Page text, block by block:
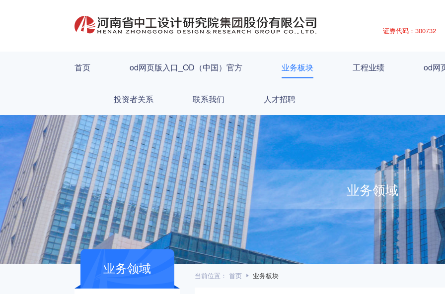
证券代码：300732
首页 od网页版入口_OD（中国）官方 业务板块 工程业绩 od网
投资者关系 联系我们 人才招聘
业务领域
业务领域 当前位置： 首页 业务板块